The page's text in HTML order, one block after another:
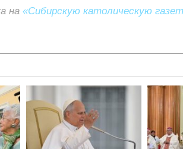
на «Сибирскую католическую